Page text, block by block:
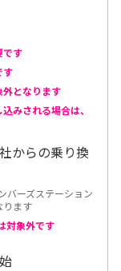
す
す
となります
みされる場合は、
からの乗り換
バーズステーション
ります
対象外です